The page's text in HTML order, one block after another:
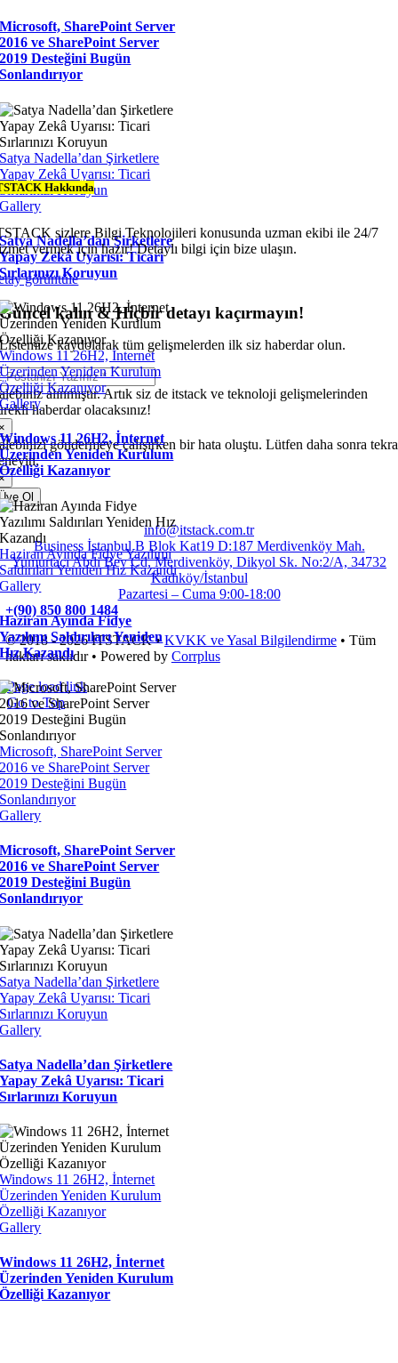
Microsoft, SharePoint Server
2016 ve SharePoint Server
2019 Desteğini Bugün
Sonlandırıyor
Satya Nadella’dan Şirketlere
Yapay Zekâ Uyarısı: Ticari
Sırlarınızı Koruyun
Gallery
Satya Nadella’dan Şirketlere
Yapay Zekâ Uyarısı: Ticari
Sırlarınızı Koruyun
Windows 11 26H2, İnternet
Üzerinden Yeniden Kurulum
Özelliği Kazanıyor
Gallery
Windows 11 26H2, İnternet
Üzerinden Yeniden Kurulum
Özelliği Kazanıyor
Haziran Ayında Fidye Yazılımı
Saldırıları Yeniden Hız Kazandı
Gallery
Haziran Ayında Fidye
Yazılımı Saldırıları Yeniden
Hız Kazandı
Microsoft, SharePoint Server
2016 ve SharePoint Server
2019 Desteğini Bugün
Sonlandırıyor
Gallery
Microsoft, SharePoint Server
2016 ve SharePoint Server
2019 Desteğini Bugün
Sonlandırıyor
Satya Nadella’dan Şirketlere
Yapay Zekâ Uyarısı: Ticari
Sırlarınızı Koruyun
Gallery
Satya Nadella’dan Şirketlere
Yapay Zekâ Uyarısı: Ticari
Sırlarınızı Koruyun
Windows 11 26H2, İnternet
Üzerinden Yeniden Kurulum
Özelliği Kazanıyor
Gallery
Windows 11 26H2, İnternet
Üzerinden Yeniden Kurulum
Özelliği Kazanıyor
Hakkında
sizlere Bilgi Teknolojileri konusunda uzman ekibi ile 24/7
vermek için hazır! Detaylı bilgi için bize ulaşın.
görüntüle
Güncel kalın & Hiçbir detayı kaçırmayın!
Listemize kaydolarak tüm gelişmelerden ilk siz haberdar olun.
alınmıştır. Artık siz de itstack ve teknoloji gelişmelerinden
haberdar olacaksınız!
göndermeye çalışırken bir hata oluştu. Lütfen daha sonra
Ol
info@itstack.com.tr
Business İstanbul B Blok Kat19 D:187 Merdivenköy Mah.
Yumurtacı Abdi Bey Cd, Merdivenköy, Dikyol Sk. No:2/A, 34732
Kadıköy/İstanbul
Pazartesi – Cuma 9:00-18:00
+(90) 850 800 1484
© 2018 - 2026 ITSTACK •KVKK ve Yasal Bilgilendirme• Tüm
hakları saklıdır • Powered by Corrplus
Page load link
Go to Top